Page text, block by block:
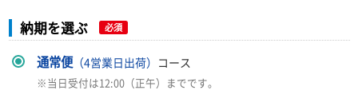
納期を選ぶ 必須
通常便（4営業日出荷） コース
※当日受付は12:00（正午）までです。